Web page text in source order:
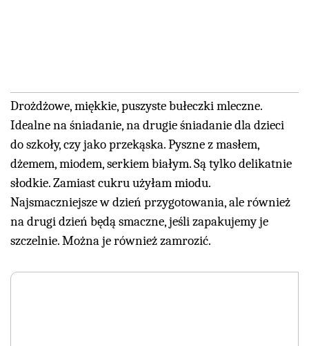
Drożdżowe, miękkie, puszyste bułeczki mleczne.
Idealne na śniadanie, na drugie śniadanie dla dzieci
do szkoły, czy jako przekąska. Pyszne z masłem,
dżemem, miodem, serkiem białym. Są tylko delikatnie
słodkie. Zamiast cukru użyłam miodu.
Najsmaczniejsze w dzień przygotowania, ale również
na drugi dzień będą smaczne, jeśli zapakujemy je
szczelnie. Można je również zamrozić.